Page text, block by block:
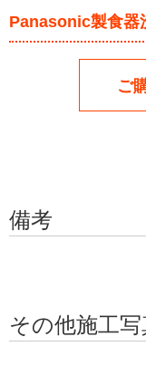
Panasonic製食器
ご
備考
その他施工写